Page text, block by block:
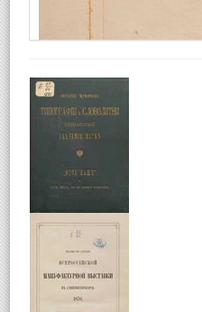
Basic panel example